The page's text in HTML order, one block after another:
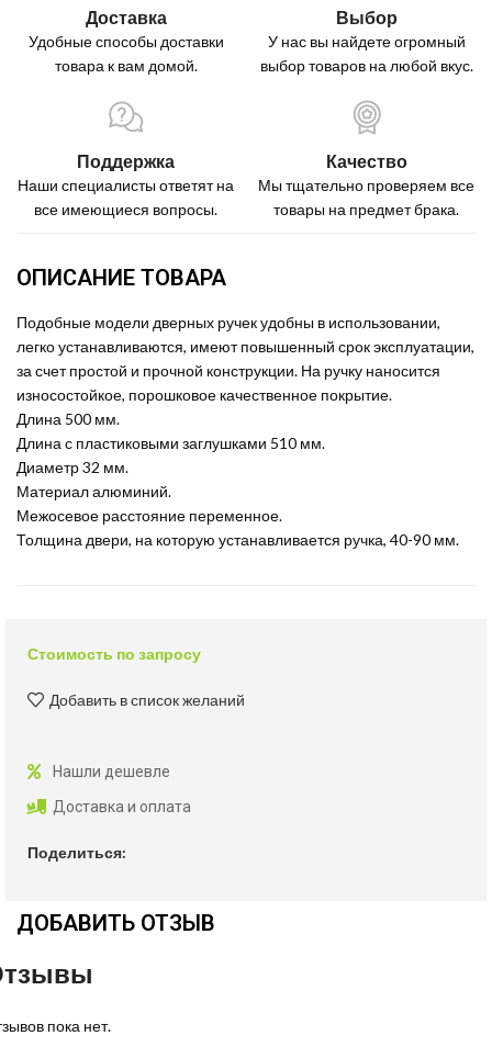
Доставка
Удобные способы доставки
товара к вам домой.
Выбор
У нас вы найдете огромный
выбор товаров на любой вкус.
Поддержка
Наши специалисты ответят на
все имеющиеся вопросы.
Качество
Мы тщательно проверяем все
товары на предмет брака.
ОПИСАНИЕ ТОВАРА
Подобные модели дверных ручек удобны в использовании,
легко устанавливаются, имеют повышенный срок эксплуатации,
за счет простой и прочной конструкции. На ручку наносится
износостойкое, порошковое качественное покрытие.
Длина 500 мм.
Длина с пластиковыми заглушками 510 мм.
Диаметр 32 мм.
Материал алюминий.
Межосевое расстояние переменное.
Толщина двери, на которую устанавливается ручка, 40-90 мм.
Стоимость по запросу
Добавить в список желаний
Нашли дешевле
Доставка и оплата
Поделиться:
ДОБАВИТЬ ОТЗЫВ
пока нет.